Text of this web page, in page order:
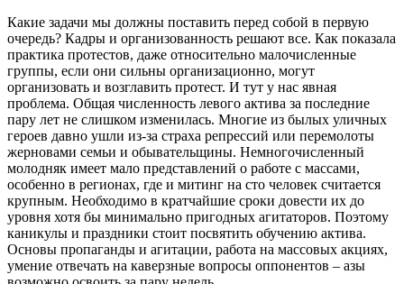
Какие задачи мы должны поставить перед собой в первую
очередь? Кадры и организованность решают все. Как показала
практика протестов, даже относительно малочисленные
группы, если они сильны организационно, могут
организовать и возглавить протест. И тут у нас явная
проблема. Общая численность левого актива за последние
пару лет не слишком изменилась. Многие из былых уличных
героев давно ушли из-за страха репрессий или перемолоты
жерновами семьи и обывательщины. Немногочисленный
молодняк имеет мало представлений о работе с массами,
особенно в регионах, где и митинг на сто человек считается
крупным. Необходимо в кратчайшие сроки довести их до
уровня хотя бы минимально пригодных агитаторов. Поэтому
каникулы и праздники стоит посвятить обучению актива.
Основы пропаганды и агитации, работа на массовых акциях,
умение отвечать на каверзные вопросы оппонентов – азы